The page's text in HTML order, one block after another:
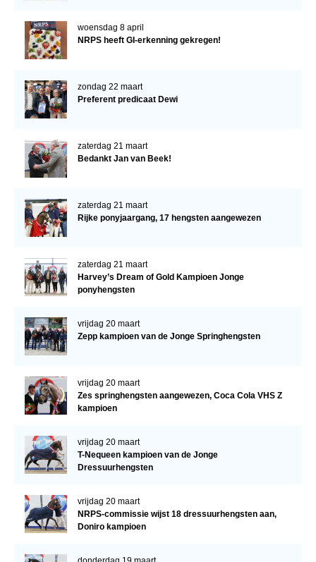
KALENDER
Evenementen
ACCOUNT AANMAKEN
woensdag 8 april
NRPS heeft GI-erkenning gekregen!
zondag 22 maart
Preferent predicaat Dewi
zaterdag 21 maart
Bedankt Jan van Beek!
zaterdag 21 maart
Rijke ponyjaargang, 17 hengsten aangewezen
zaterdag 21 maart
Harvey’s Dream of Gold Kampioen Jonge
ponyhengsten
vrijdag 20 maart
Zepp kampioen van de Jonge Springhengsten
vrijdag 20 maart
Zes springhengsten aangewezen, Coca Cola VHS Z
kampioen
vrijdag 20 maart
T-Nequeen kampioen van de Jonge
Dressuurhengsten
vrijdag 20 maart
NRPS-commissie wijst 18 dressuurhengsten aan,
Doniro kampioen